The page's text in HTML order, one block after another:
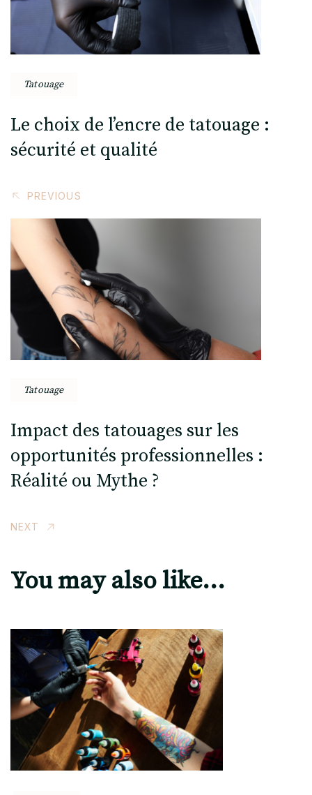
Tatouage
Le choix de l’encre de tatouage :
sécurité et qualité
PREVIOUS
Tatouage
Impact des tatouages sur les
opportunités professionnelles :
Réalité ou Mythe ?
NEXT
You may also like...